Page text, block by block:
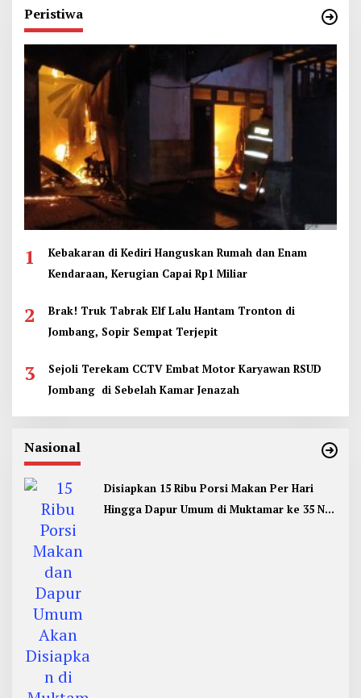
Peristiwa
1
Kebakaran di Kediri Hanguskan Rumah dan Enam
Kendaraan, Kerugian Capai Rp1 Miliar
2
Brak! Truk Tabrak Elf Lalu Hantam Tronton di
Jombang, Sopir Sempat Terjepit
3
Sejoli Terekam CCTV Embat Motor Karyawan RSUD
Jombang di Sebelah Kamar Jenazah
Nasional
Disiapkan 15 Ribu Porsi Makan Per Hari
Hingga Dapur Umum di Muktamar ke 35 NU